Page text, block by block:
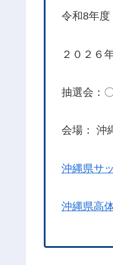
令和8年
２０２６
抽選会：
会場： 沖
沖縄県サ
沖縄県高